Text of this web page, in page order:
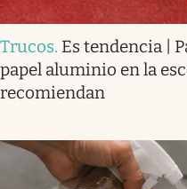
Trucos. Es tendencia |
papel aluminio en la
recomiendan